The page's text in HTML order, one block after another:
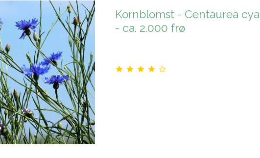
Kornblomst - Centaurea
- ca. 2.000 frø